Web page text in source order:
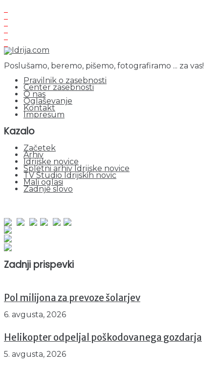
Poslušamo, beremo, pišemo, fotografiramo ... za vas!
Pravilnik o zasebnosti
Center zasebnosti
O nas
Oglaševanje
Kontakt
Impresum
Kazalo
Začetek
Arhiv
Idrijske novice
Spletni arhiv Idrijske novice
TV Studio Idrijskih novic
Mali oglasi
Zadnje slovo
Zadnji prispevki
Pol milijona za prevoze šolarjev
6. avgusta, 2026
Helikopter odpeljal poškodovanega gozdarja
5. avgusta, 2026